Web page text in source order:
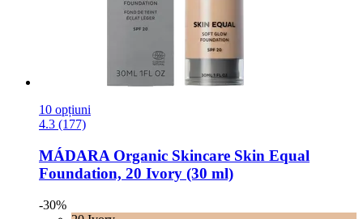
10 opțiuni
4.3 (177)
MÁDARA Organic Skincare Skin Equal
Foundation, 20 Ivory (30 ml)
-30%